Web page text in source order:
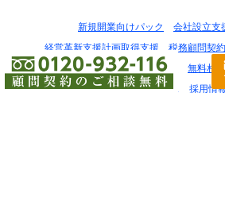
経営革新支援計画取得支援
税務顧問契約
税金の豆知識
お問い合わせ 無料相